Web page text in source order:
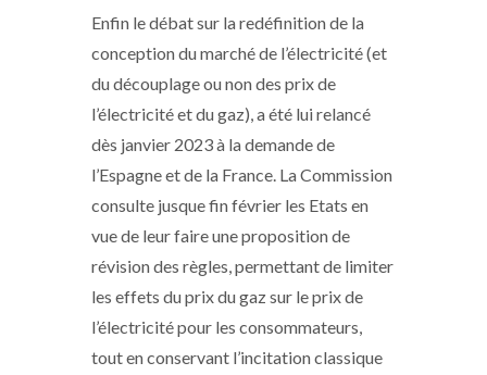
Enfin le débat sur la redéfinition de la
conception du marché de l’électricité (et
du découplage ou non des prix de
l’électricité et du gaz), a été lui relancé
dès janvier 2023 à la demande de
l’Espagne et de la France. La Commission
consulte jusque fin février les Etats en
vue de leur faire une proposition de
révision des règles, permettant de limiter
les effets du prix du gaz sur le prix de
l’électricité pour les consommateurs,
tout en conservant l’incitation classique